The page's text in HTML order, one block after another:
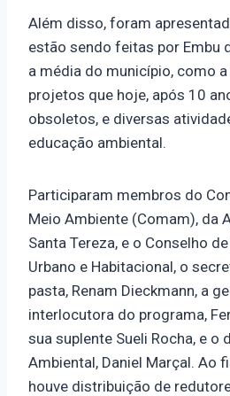
Além disso, foram
estão sendo feitas por Embu
a média do município, como
projetos que hoje, após 10
obsoletos, e diversas
educação ambiental.
Participaram membros do
Meio Ambiente (Comam), da
Santa Tereza, e o Conselho
Urbano e Habitacional, o
pasta, Renam Dieckmann, a
interlocutora do programa,
sua suplente Sueli Rocha, e o
Ambiental, Daniel Marçal. Ao
houve distribuição de